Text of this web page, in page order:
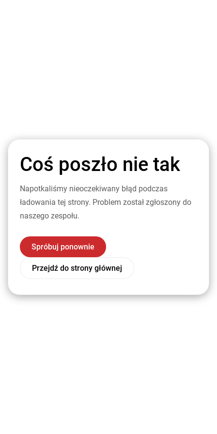
Coś poszło nie tak
Napotkaliśmy nieoczekiwany błąd podczas
ładowania tej strony. Problem został zgłoszony do
naszego zespołu.
Spróbuj ponownie
Przejdź do strony głównej